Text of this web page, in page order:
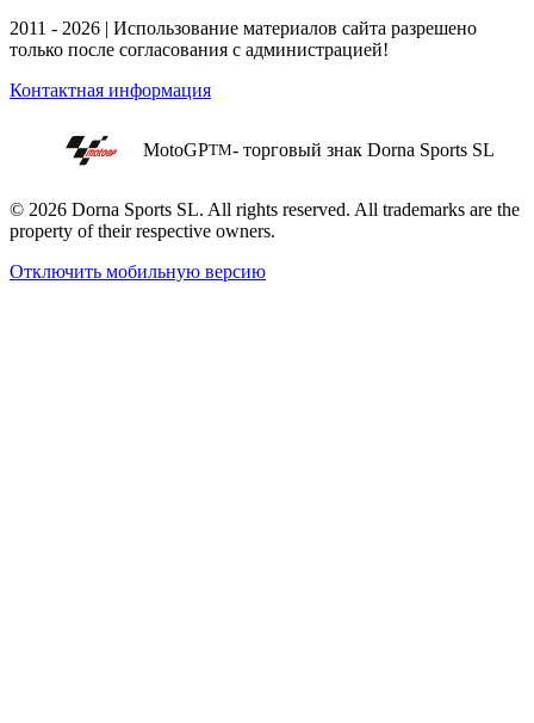
2011 - 2026 | Использование материалов сайта разрешено
только после согласования с администрацией!
Контактная информация
MotoGPTM- торговый знак Dorna Sports SL
© 2026 Dorna Sports SL. All rights reserved. All trademarks are the
property of their respective owners.
Отключить мобильную версию